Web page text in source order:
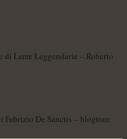
di Lame Leggendarie – Roberto
Fabrizio De Sanctis – blogtour